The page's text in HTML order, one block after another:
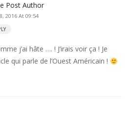
Post Author
2016 At 09:54
j’ai hâte …. ! J’irais voir ça ! Je
qui parle de l’Ouest Américain !